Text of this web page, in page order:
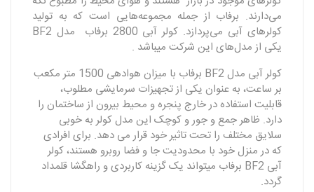
می‌دارند. برفاب از جمله مجموعه‌هایی است که به تولید
کولرهای آبی می‌پردازد. کولر آبی 2800 برفاب مدل BF2
یکی از مدل‌های این شرکت میباشد .
کولر آبی مدل BF2 برفاب با میزان هوادهی 1500 متر مکعب
بر ساعت، به عنوان یکی از تجهیزات سرمایشی مطلوب،
قابلیت استفاده در خارج پنجره و محیط بیرون از ساختمان را
دارد. ظاهر جمع و جور و کوچک این مدل کولر به خوبی
سلایق مختلف را تحت تاثیر خود قرار می دهد. برای افرادی
که در منزل خود با محدودیت جا و فضا روبرو هستند، کولر
آبی BF2 برفاب میتواند یک گزینه کاربردی و راهگشا قلمداد
گردد.